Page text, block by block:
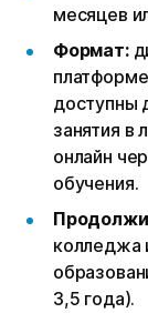
месяцев
Формат:
доступны
занятия в
онлайн
обучения.
колледжа
3,5 года).